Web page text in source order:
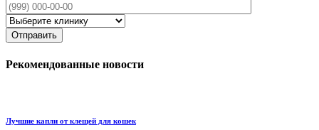
Рекомендованные новости
Лучшие капли от клещей для кошек